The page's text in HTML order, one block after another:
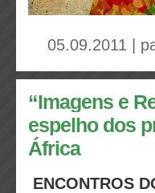
05.09.2011 |
“Imagens e
espelho dos
África
ENCONTROS